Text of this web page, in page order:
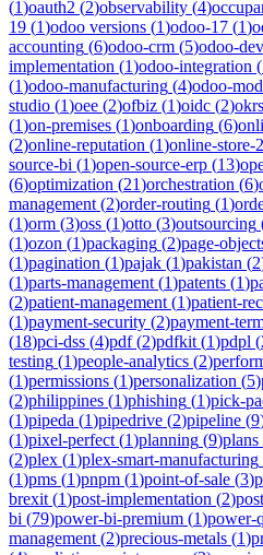
(1)oauth2 (2)observability (4)
19 (1)odoo versions (1)odoo-17 (1)
accounting (6)odoo-crm (5)odoo-
implementation (1)odoo-integration (
(1)odoo-manufacturing (4)odoo-
studio (1)oee (2)ofbiz (1)oidc (2)okrs
(1)on-premises (1)onboarding (6)
(2)online-reputation (1)online-store-
source-bi (1)open-source-erp (13)
(6)optimization (21)orchestration (6)
management (2)order-routing (1)
(1)orm (3)oss (1)otto (3)outsourcing
(1)ozon (1)packaging (2)page-
(1)pagination (1)pajak (1)pakistan (2
(1)parts-management (1)patents (1)
(2)patient-management (1)patient-
(1)payment-security (2)payment-
(18)pci-dss (4)pdf(2)pdfkit (1)pdpl (
testing (1)people-analytics (2)
(1)permissions (1)personalization (5)
(2)philippines (1)phishing (1)pick-
(1)pipeda (1)pipedrive (2)pipeline (9
(1)pixel-perfect (1)planning (9)plans
(2)plex (1)plex-smart-manufacturing
(1)pms (1)pnpm (1)point-of-sale (3)
brexit (1)post-implementation (2)
bi (79)power-bi-premium (1)power-
management (2)precious-metals (1)